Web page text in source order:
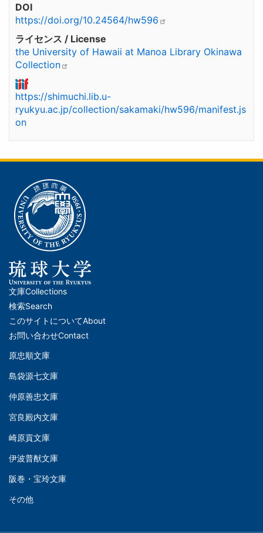
DOI
https://doi.org/10.24564/hw596
ライセンス / License
the University of Hawaii at Manoa Library Okinawa
Collection
https://shimuchi.lib.u-
ryukyu.ac.jp/collection/sakamaki/hw596/manifest.js
on
メ
イ
ン
ナ
ビ
ー
シ
ョ
ン
ッ
タ
文庫Collections
検索Search
このサイトについてAbout
お問い合わせContact
文
(Left)
原忠順文庫
島袋源七文庫
仲原善忠文庫
文
(Middle)
宮良殿内文庫
崎原貢文庫
伊波普猷文庫
文
庫
阪巻・宝玲文庫
その他